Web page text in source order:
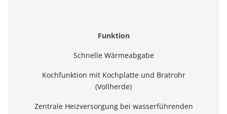
Funktion
Schnelle Wärmeabgabe
Kochfunktion mit Kochplatte und Bratrohr
(Vollherde)
Zentrale Heizversorgung bei wasserführenden